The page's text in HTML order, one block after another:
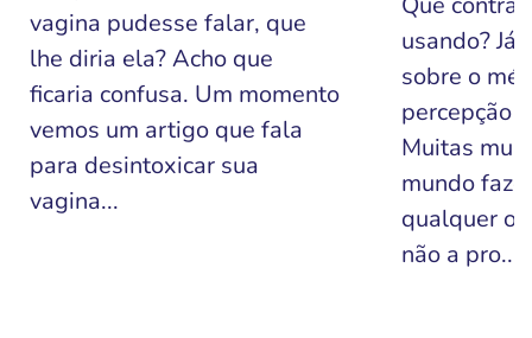
vagina pudesse falar, que
lhe diria ela? Acho que
ficaria confusa. Um momento
vemos um artigo que fala
para desintoxicar sua
vagina...
usando? Já
sobre o
percepção
Muitas
mundo
qualquer
não a pro...